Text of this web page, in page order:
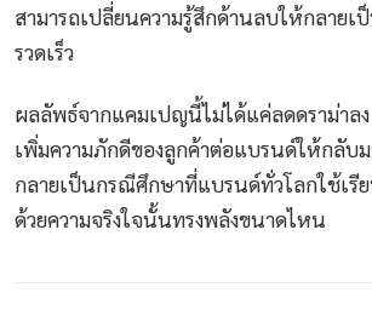
สามารถเปลี่ยนความรู้สึกด้านลบให้กลายเ
รวดเร็ว
ผลลัพธ์จากแคมเปญนี้ไม่ได้แค่ลดดราม่าล
เพิ่มความภักดีของลูกค้าต่อแบรนด์ให้กลับม
กลายเป็นกรณีศึกษาที่แบรนด์ทั่วโลกใช้เรี
ด้วยความจริงใจนั้นทรงพลังขนาดไหน